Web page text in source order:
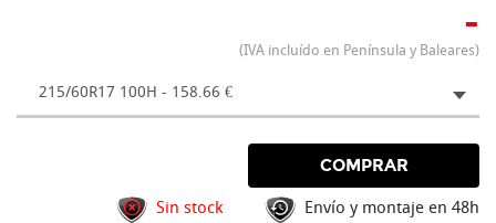
-
(IVA incluído en Península y Baleares)
215/60R17 100H - 158.66 €
COMPRAR
Sin stock Envío y montaje en 48h